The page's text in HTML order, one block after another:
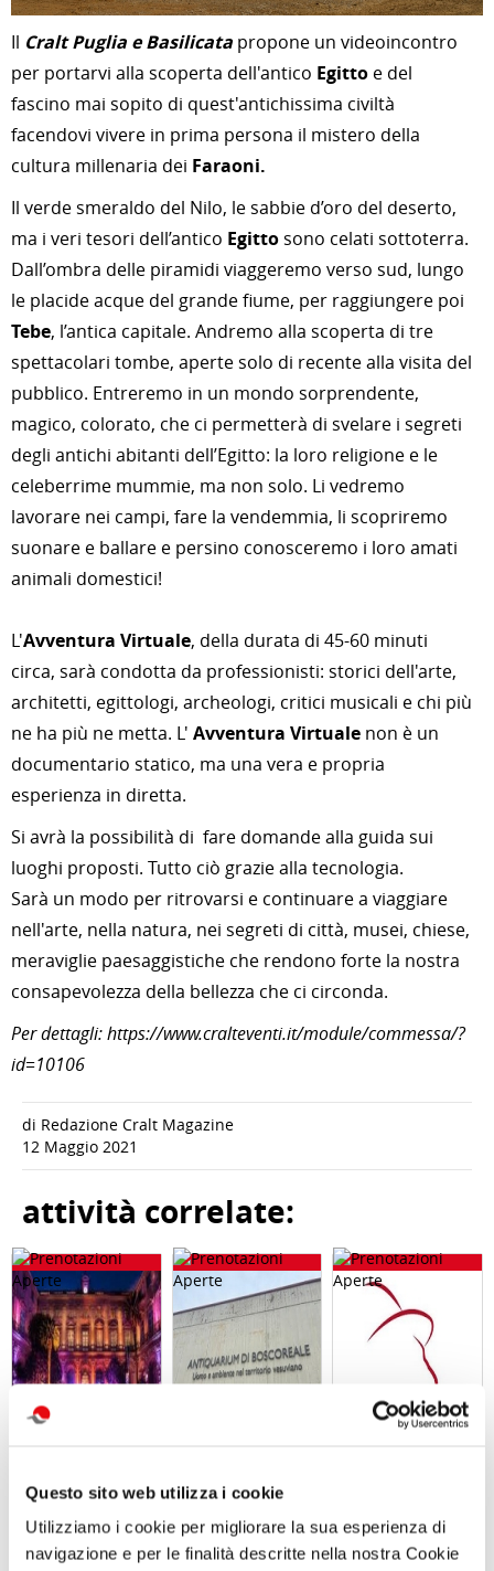
Questo sito web utilizza i cookie
Utilizziamo i cookie per migliorare la sua esperienza di
navigazione e per le finalità descritte nella nostra Cookie
Il Cralt Puglia e Basilicata propone un videoincontro
per portarvi alla scoperta dell'antico Egitto e del
fascino mai sopito di quest'antichissima civiltà
facendovi vivere in prima persona il mistero della
cultura millenaria dei Faraoni.
Il verde smeraldo del Nilo, le sabbie d’oro del deserto,
ma i veri tesori dell’antico Egittosono celati sottoterra.
Dall’ombra delle piramidi viaggeremo verso sud, lungo
le placide acque del grande fiume, per raggiungere poi
Tebe, l’antica capitale. Andremo alla scoperta di tre
spettacolari tombe, aperte solo di recente alla visita del
pubblico. Entreremo in un mondo sorprendente,
magico, colorato, che ci permetterà di svelare i segreti
degli antichi abitanti dell’Egitto: la loro religione e le
celeberrime mummie, ma non solo. Li vedremo
lavorare nei campi, fare la vendemmia, li scopriremo
suonare e ballare e persino conosceremo i loro amati
animali domestici!
L'Avventura Virtuale, della durata di 45-60 minuti
circa, sarà condotta da professionisti: storici dell'arte,
architetti, egittologi, archeologi, critici musicali e chi più
ne ha più ne metta. L' Avventura Virtuale non è un
documentario statico, ma una vera e propria
esperienza in diretta.
Si avrà la possibilità di fare domande alla guida sui
luoghi proposti. Tutto ciò grazie alla tecnologia.
Sarà un modo per ritrovarsi e continuare a viaggiare
nell'arte, nella natura, nei segreti di città, musei, chiese,
meraviglie paesaggistiche che rendono forte la nostra
consapevolezza della bellezza che ci circonda.
Per dettagli: https://www.cralteventi.it/module/commessa/?
id=10106
di Redazione Cralt Magazine
12 Maggio 2021
attività correlate:
Visita serale
performance
MANNight UNA
NOTTE AL
Visita guidata
L’ANTIQUARIUM
DI BOSCOREALE
Domenica 06
STAGIONE
2026/2027 AL
TEATRO TOTO'